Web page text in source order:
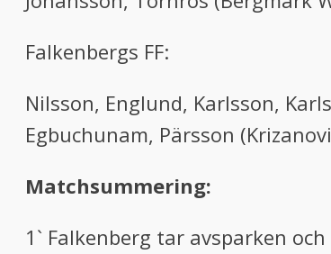
Falkenbergs FF:
Nilsson, Englund, Karlsson,
Egbuchunam, Pärsson
Matchsummering:
1` Falkenberg tar avsparken